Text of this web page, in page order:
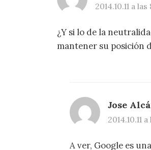
2014.10.11 a
¿Y si lo de la
mantener su posición
Jose
2014.10.11 a
A ver, Google es